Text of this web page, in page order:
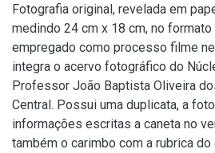
Fotografia original, revelada em
medindo 24 cm x 18 cm, no
empregado como processo filme
integra o acervo fotográfico do
Professor João Baptista Oliveira
Central. Possui uma duplicata, a
informações escritas a caneta no
também o carimbo com a rubrica do